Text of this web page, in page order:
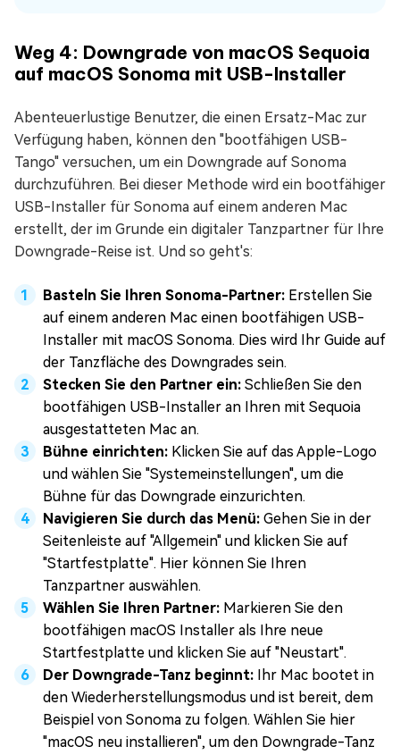
Weg 4: Downgrade von macOS Sequoia
auf macOS Sonoma mit USB-Installer
Abenteuerlustige Benutzer, die einen Ersatz-Mac zur
Verfügung haben, können den "bootfähigen USB-
Tango" versuchen, um ein Downgrade auf Sonoma
durchzuführen. Bei dieser Methode wird ein bootfähiger
USB-Installer für Sonoma auf einem anderen Mac
erstellt, der im Grunde ein digitaler Tanzpartner für Ihre
Downgrade-Reise ist. Und so geht's:
Basteln Sie Ihren Sonoma-Partner: Erstellen Sie
auf einem anderen Mac einen bootfähigen USB-
Installer mit macOS Sonoma. Dies wird Ihr Guide auf
der Tanzfläche des Downgrades sein.
Stecken Sie den Partner ein: Schließen Sie den
bootfähigen USB-Installer an Ihren mit Sequoia
ausgestatteten Mac an.
Bühne einrichten: Klicken Sie auf das Apple-Logo
und wählen Sie "Systemeinstellungen", um die
Bühne für das Downgrade einzurichten.
Navigieren Sie durch das Menü: Gehen Sie in der
Seitenleiste auf "Allgemein" und klicken Sie auf
"Startfestplatte". Hier können Sie Ihren
Tanzpartner auswählen.
Wählen Sie Ihren Partner: Markieren Sie den
bootfähigen macOS Installer als Ihre neue
Startfestplatte und klicken Sie auf "Neustart".
Der Downgrade-Tanz beginnt: Ihr Mac bootet in
den Wiederherstellungsmodus und ist bereit, dem
Beispiel von Sonoma zu folgen. Wählen Sie hier
"macOS neu installieren", um den Downgrade-Tanz